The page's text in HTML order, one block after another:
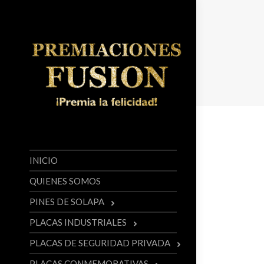
INICIO
QUIENES SOMOS
PINES DE SOLAPA
PLACAS INDUSTRIALES
PLACAS DE SEGURIDAD PRIVADA